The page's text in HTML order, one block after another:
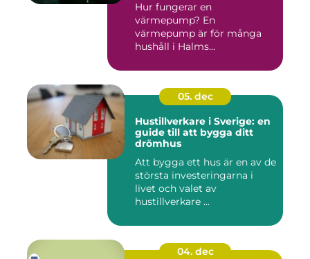
Hur fungerar en
värmepump? En
värmepump är för många
hushåll i Halms...
05. dec
Hustillverkare i Sverige: en
guide till att bygga ditt
drömhus
Att bygga ett hus är en av de
största investeringarna i
livet och valet av
hustillverkare ...
04. dec